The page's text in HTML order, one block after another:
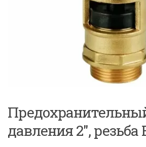
давления 2″, резьба